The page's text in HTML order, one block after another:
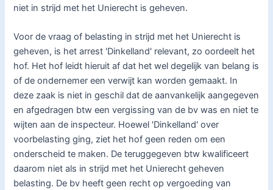
niet in strijd met het Unierecht is geheven.
Voor de vraag of belasting in strijd met het Unierecht is
geheven, is het arrest 'Dinkelland' relevant, zo oordeelt het
hof. Het hof leidt hieruit af dat het wel degelijk van belang is
of de ondernemer een verwijt kan worden gemaakt. In
deze zaak is niet in geschil dat de aanvankelijk aangegeven
en afgedragen btw een vergissing van de bv was en niet te
wijten aan de inspecteur. Hoewel 'Dinkelland' over
voorbelasting ging, ziet het hof geen reden om een
onderscheid te maken. De teruggegeven btw kwalificeert
daarom niet als in strijd met het Unierecht geheven
belasting. De bv heeft geen recht op vergoeding van